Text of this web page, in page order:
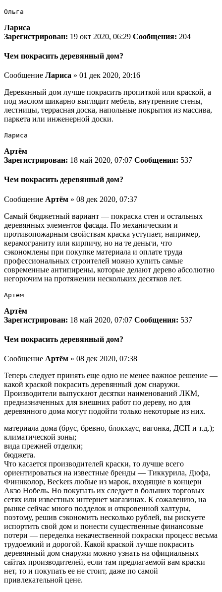
Ольга
Лариса
Зарегистрирован: 19 окт 2020, 06:29 Сообщения: 204
Чем покрасить деревянный дом?
Сообщение Лариса » 01 дек 2020, 20:16
Деревянный дом лучше покрасить пропиткой или краской, а
под маслом шикарно выглядит мебель, внутренние стены,
лестницы, террасная доска, напольные покрытия из массива,
паркета или инженерной доски.
Лариса
Артём
Зарегистрирован: 18 май 2020, 07:07 Сообщения: 537
Чем покрасить деревянный дом?
Сообщение Артём » 08 дек 2020, 07:37
Cамый бюджетный вариант — покраска стен и остальных
деревянных элементов фасада. По механическим и
противопожарным свойствам краска уступает, например,
керамограниту или кирпичу, но на те деньги, что
сэкономлены при покупке материала и оплате труда
профессиональных строителей можно купить самые
современные антипирены, которые делают дерево абсолютно
негорючим на протяжении нескольких десятков лет.
Артём
Артём
Зарегистрирован: 18 май 2020, 07:07 Сообщения: 537
Чем покрасить деревянный дом?
Сообщение Артём » 08 дек 2020, 07:38
Теперь следует принять еще одно не менее важное решение —
какой краской покрасить деревянный дом снаружи.
Производители выпускают десятки наименований ЛКМ,
предназначенных для внешних работ по дереву, но для
деревянного дома могут подойти только некоторые из них.
материала дома (брус, бревно, блокхаус, вагонка, ДСП и т.д.);
климатической зоны;
вида прежней отделки;
бюджета.
Что касается производителей краски, то лучше всего
ориентироваться на известные бренды — Тиккурила, Дюфа,
Финнколор, Beckers любые из марок, входящие в концерн
Акзо Нобель. Но покупать их следует в больших торговых
сетях или известных интернет магазинах. К сожалению, на
рынке сейчас много подделок и откровенной халтуры,
поэтому, решив сэкономить несколько рублей, вы рискуете
испортить свой дом и понести существенные финансовые
потери — переделка некачественной покраски процесс весьма
трудоемкий и дорогой. Какой краской лучше покрасить
деревянный дом снаружи можно узнать на официальных
сайтах производителей, если там предлагаемой вам краски
нет, то и покупать ее не стоит, даже по самой
привлекательной цене.